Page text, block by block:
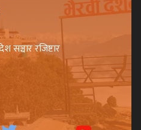
सञ्चार रजिष्टार